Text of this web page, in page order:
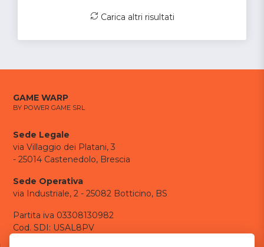
Carica altri risultati
GAME WARP
BY POWER GAME SRL
Sede Legale
via Villaggio dei Platani, 3
- 25014 Castenedolo, Brescia
Sede Operativa
via Industriale, 2 - 25082 Botticino, BS
Partita iva 03308130982
Cod. SDI: USAL8PV